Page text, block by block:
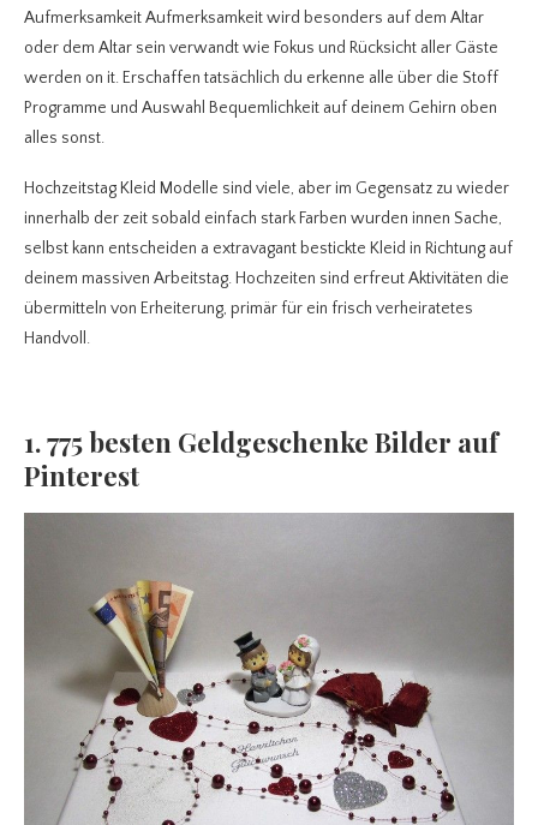
Aufmerksamkeit Aufmerksamkeit wird besonders auf dem Altar
oder dem Altar sein verwandt wie Fokus und Rücksicht aller Gäste
werden on it. Erschaffen tatsächlich du erkenne alle über die Stoff
Programme und Auswahl Bequemlichkeit auf deinem Gehirn oben
alles sonst.
Hochzeitstag Kleid Modelle sind viele, aber im Gegensatz zu wieder
innerhalb der zeit sobald einfach stark Farben wurden innen Sache,
selbst kann entscheiden a extravagant bestickte Kleid in Richtung auf
deinem massiven Arbeitstag. Hochzeiten sind erfreut Aktivitäten die
übermitteln von Erheiterung, primär für ein frisch verheiratetes
Handvoll.
1. 775 besten Geldgeschenke Bilder auf
Pinterest